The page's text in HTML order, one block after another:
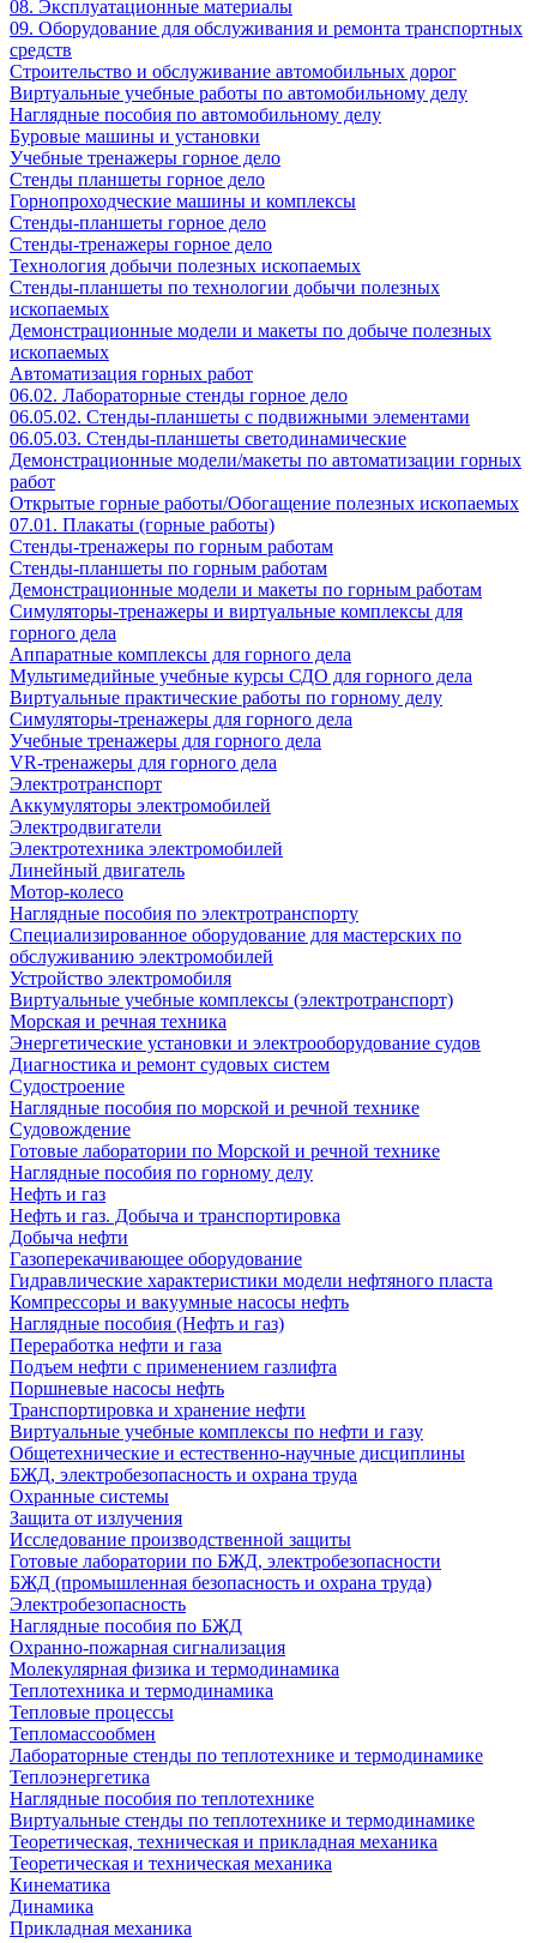
08. Эксплуатационные материалы
09. Оборудование для обслуживания и ремонта транспортных
средств
Строительство и обслуживание автомобильных дорог
Виртуальные учебные работы по автомобильному делу
Наглядные пособия по автомобильному делу
Буровые машины и установки
Учебные тренажеры горное дело
Стенды планшеты горное дело
Горнопроходческие машины и комплексы
Стенды-планшеты горное дело
Стенды-тренажеры горное дело
Технология добычи полезных ископаемых
Стенды-планшеты по технологии добычи полезных
ископаемых
Демонстрационные модели и макеты по добыче полезных
ископаемых
Автоматизация горных работ
06.02. Лабораторные стенды горное дело
06.05.02. Стенды-планшеты с подвижными элементами
06.05.03. Стенды-планшеты светодинамические
Демонстрационные модели/макеты по автоматизации горных
работ
Открытые горные работы/Обогащение полезных ископаемых
07.01. Плакаты (горные работы)
Стенды-тренажеры по горным работам
Стенды-планшеты по горным работам
Демонстрационные модели и макеты по горным работам
Симуляторы-тренажеры и виртуальные комплексы для
горного дела
Аппаратные комплексы для горного дела
Мультимедийные учебные курсы СДО для горного дела
Виртуальные практические работы по горному делу
Симуляторы-тренажеры для горного дела
Учебные тренажеры для горного дела
VR-тренажеры для горного дела
Электротранспорт
Аккумуляторы электромобилей
Электродвигатели
Электротехника электромобилей
Линейный двигатель
Мотор-колесо
Наглядные пособия по электротранспорту
Специализированное оборудование для мастерских по
обслуживанию электромобилей
Устройство электромобиля
Виртуальные учебные комплексы (электротранспорт)
Морская и речная техника
Энергетические установки и электрооборудование судов
Диагностика и ремонт судовых систем
Судостроение
Наглядные пособия по морской и речной технике
Судовождение
Готовые лаборатории по Морской и речной технике
Наглядные пособия по горному делу
Нефть и газ
Нефть и газ. Добыча и транспортировка
Добыча нефти
Газоперекачивающее оборудование
Гидравлические характеристики модели нефтяного пласта
Компрессоры и вакуумные насосы нефть
Наглядные пособия (Нефть и газ)
Переработка нефти и газа
Подъем нефти с применением газлифта
Поршневые насосы нефть
Транспортировка и хранение нефти
Виртуальные учебные комплексы по нефти и газу
Общетехнические и естественно-научные дисциплины
БЖД, электробезопасность и охрана труда
Охранные системы
Защита от излучения
Исследование производственной защиты
Готовые лаборатории по БЖД, электробезопасности
БЖД (промышленная безопасность и охрана труда)
Электробезопасность
Наглядные пособия по БЖД
Охранно-пожарная сигнализация
Молекулярная физика и термодинамика
Теплотехника и термодинамика
Тепловые процессы
Тепломассообмен
Лабораторные стенды по теплотехнике и термодинамике
Теплоэнергетика
Наглядные пособия по теплотехнике
Виртуальные стенды по теплотехнике и термодинамике
Теоретическая, техническая и прикладная механика
Теоретическая и техническая механика
Кинематика
Динамика
Прикладная механика